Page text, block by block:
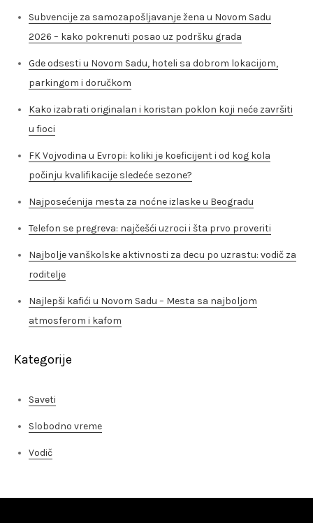
Subvencije za samozapošljavanje žena u Novom Sadu
2026 – kako pokrenuti posao uz podršku grada
Gde odsesti u Novom Sadu, hoteli sa dobrom lokacijom,
parkingom i doručkom
Kako izabrati originalan i koristan poklon koji neće završiti
u fioci
FK Vojvodina u Evropi: koliki je koeficijent i od kog kola
počinju kvalifikacije sledeće sezone?
Najposećenija mesta za noćne izlaske u Beogradu
Telefon se pregreva: najčešći uzroci i šta prvo proveriti
Najbolje vanškolske aktivnosti za decu po uzrastu: vodič za
roditelje
Najlepši kafići u Novom Sadu – Mesta sa najboljom
atmosferom i kafom
Kategorije
Saveti
Slobodno vreme
Vodič